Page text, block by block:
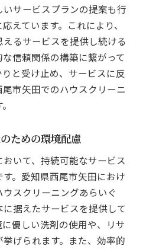
ションでの市場拡大
ビスで顧客の支持を獲得
クリーニングプランの提
の詳細なヒアリング
と信頼性の確保
のアドバイス提供
ンでの柔軟な対応
したサービス改善
サービスプランの提案も行
えています。これにより、
るサービスを提供し続ける
信頼関係の構築に繋がって
と受け止め、サービスに反
市矢田でのハウスクリーニ
ための環境配慮
いて、持続可能なサービス
。愛知県西尾市矢田におけ
スクリーニングあらいぐ
据えたサービスを提供して
優しい洗剤の使用や、リサ
げられます。また、効率的